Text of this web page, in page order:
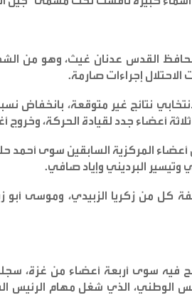
القدس عدنان غيث، وهو من
إجراءات صارمة.
نتائج غير متوقعة، بانخفاض
أعضاء جدد لقيادة الحركة، وخروج
المركزية السابقين سوى أحمد
البرديني وإياد صافي.
كل من زكريا الزبيدي، وموسى أبو
سوى أربعة أعضاء من غزة، سجلت
الوطني، الذي شغل مهام الرئيس